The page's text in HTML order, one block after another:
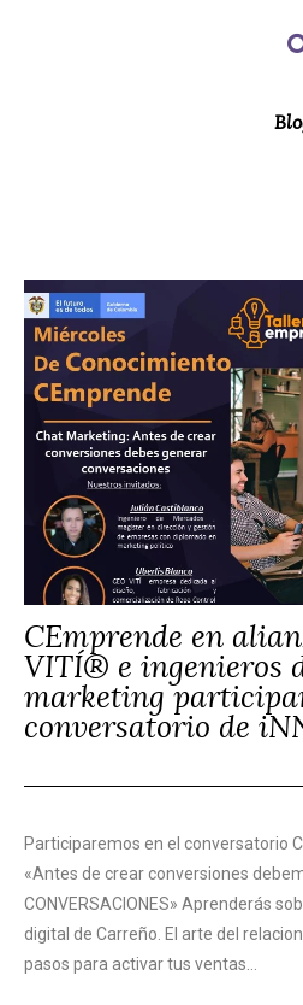
CEmprende en
VITÍ® e ingenieros
marketing
conversatorio de
Participaremos en el conversatorio
«Antes de crear conversiones
CONVERSACIONES» Aprenderás
digital de Carreño. El arte del
pasos para activar tus ventas...